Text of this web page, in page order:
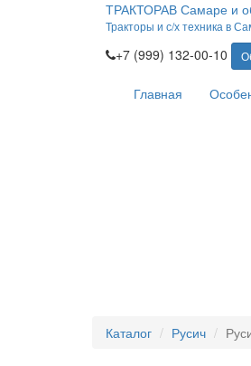
ТРАКТОРАВ Самаре и
Тракторы и с/х техника в
+7 (999) 132-00-10
Главная
Каталог Русич